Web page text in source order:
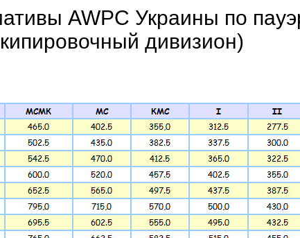
AWPC Украины по
дивизион)